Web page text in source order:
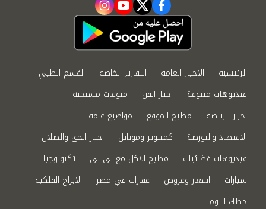
facebook
twitter
youtube
instagram
الرئيسية الاخبار العامة التقارير الخاصة
القسم الطبي
فيديوهات متنوعة
اخبار الفن
منوعات مسيحية
اخبار الرياضة
مطبخ الموقع
مواضيع عامة
الاقتصاد والبورصة
كمبيوتر وموبايل
اخبار الحق والضلال
فيديوهات فضائيات
مطبخ الاكل مع لى لى
تكنولوجيا
سيارات
اسعار وعروض عقارات في مصر
الابراج الفلكية
حظك اليوم